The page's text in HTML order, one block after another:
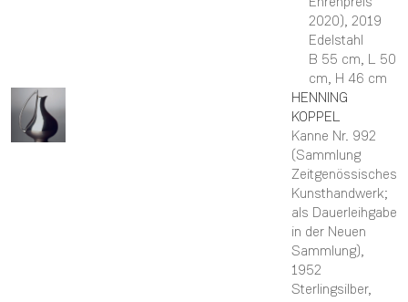
2020), 2019
Edelstahl
B 55 cm, L 50
cm, H 46 cm
HENNING
KOPPEL
Kanne Nr. 992
(Sammlung
Zeitgenössisches
Kunsthandwerk;
als Dauerleihgabe
in der Neuen
Sammlung),
1952
Sterlingsilber,